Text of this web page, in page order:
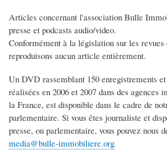
Articles concernant l'association Bulle
presse et podcasts audio/video.
Conformément à la législation sur les revues
reproduisons aucun article entièrement.
Un DVD rassemblant 150 enregistrements
réalisées en 2006 et 2007 dans des agences
la France, est disponible dans le cadre de
parlementaire. Si vous êtes journaliste et
presse, ou parlementaire, vous pouvez nous
media@bulle-immobiliere.org